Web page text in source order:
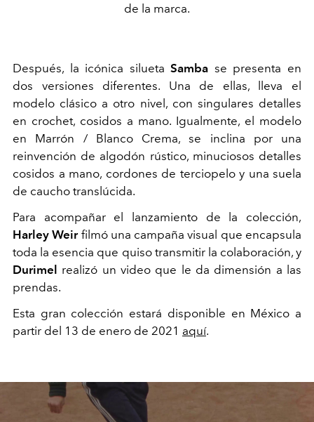
de la marca.
Después, la icónica siluetaSamba se presenta en
dos versiones diferentes. Una de ellas, lleva el
modelo clásico a otro nivel, con singulares detalles
en crochet, cosidos a mano. Igualmente, el modelo
en Marrón / Blanco Crema, se inclina por una
reinvención de algodón rústico, minuciosos detalles
cosidos a mano, cordones de terciopelo y una suela
de caucho translúcida.
Para acompañar el lanzamiento de la colección,
Harley Weirfilmó una campaña visual que encapsula
toda la esencia que quiso transmitir la colaboración, y
Durimel realizó un video que le da dimensión a las
prendas.
Esta gran colección estará disponible en México a
partir del 13 de enero de 2021 aquí.